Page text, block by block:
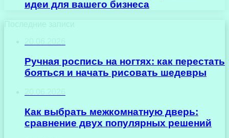
идеи для вашего бизнеса
Последние записи
Ручная роспись на ногтях: как перестать
бояться и начать рисовать шедевры
Как выбрать межкомнатную дверь:
сравнение двух популярных решений